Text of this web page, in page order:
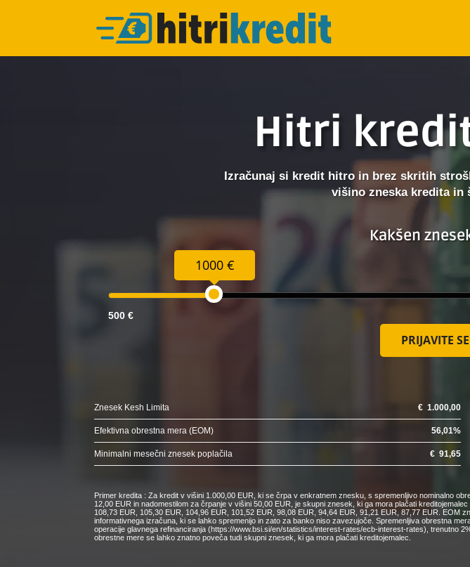
Hitri
Izračunaj si kredit hitro in brez skritih
višino zneska kredita in
Kakšen
1000 €
500 €
PRIJAVITE
Znesek Kesh Limita € 1.000,00
Efektivna obrestna mera (EOM) 56,01%
Minimalni mesečni znesek poplačila € 91,65
Primer kredita : Za kredit v višini 1.000,00 EUR, ki se črpa v enkratnem znesku, s spremenljivo nominalno
12,00 EUR in nadomestilom za črpanje v višini 50,00 EUR, je skupni znesek, ki ga mora plačati
108,73 EUR, 105,30 EUR, 104,96 EUR, 101,52 EUR, 98,08 EUR, 94,64 EUR, 91,21 EUR, 87,77 EUR.
informativnega izračuna, ki se lahko spremenijo in zato za banko niso zavezujoče. Spremenljiva obrestna
operacije glavnega refinanciranja (https://www.bsi.si/en/statistics/interest-rates/ecb-interest-rates), trenutno
obrestne mere se lahko znatno poveča tudi skupni znesek, ki ga mora plačati kreditojemalec.